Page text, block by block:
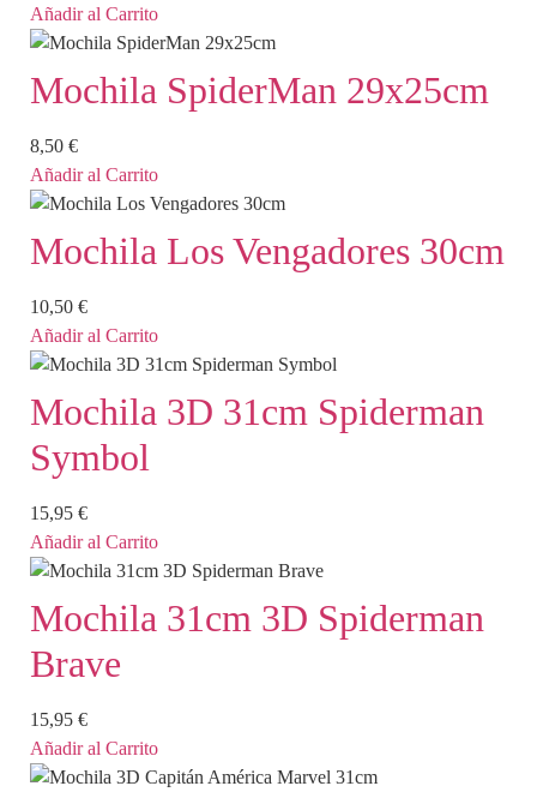
Añadir al Carrito
Mochila SpiderMan 29x25cm
8,50 €
Añadir al Carrito
Mochila Los Vengadores 30cm
10,50 €
Añadir al Carrito
Mochila 3D 31cm Spiderman
Symbol
15,95 €
Añadir al Carrito
Mochila 31cm 3D Spiderman
Brave
15,95 €
Añadir al Carrito